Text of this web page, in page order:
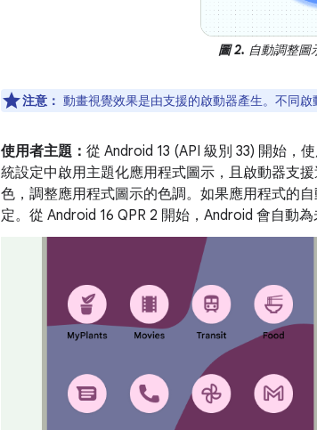
圖 2. 自動調整圖
注意： 動畫視覺效果是由支援的啟動器產生。不同啟
使用者主題： 從 Android 13 (API 級別 33) 開始，
統設定中啟用主題化應用程式圖示，且啟動器支
色，調整應用程式圖示的色調。如果應用程式的
定。從 Android 16 QPR 2 開始，Android 會自動